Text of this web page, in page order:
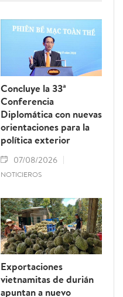
Concluye la 33ª
Conferencia
Diplomática con nuevas
orientaciones para la
política exterior
07/08/2026
NOTICIEROS
Exportaciones
vietnamitas de durián
apuntan a nuevo